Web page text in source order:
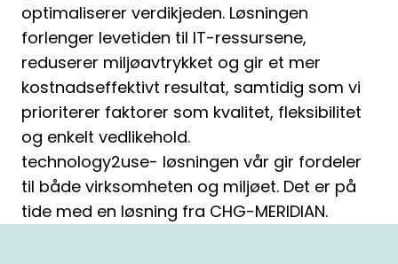
optimaliserer verdikjeden. Løsningen
forlenger levetiden til IT-ressursene,
reduserer miljøavtrykket og gir et mer
kostnadseffektivt resultat, samtidig som vi
prioriterer faktorer som kvalitet, fleksibilitet
og enkelt vedlikehold.
technology2use- løsningen vår gir fordeler
til både virksomheten og miljøet. Det er på
tide med en løsning fra CHG-MERIDIAN.